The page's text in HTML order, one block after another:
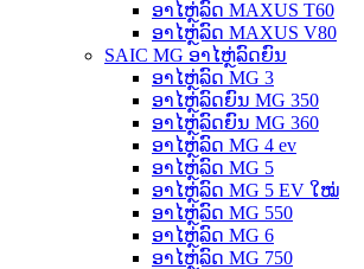
ອາໄຫຼ່ລົດ MAXUS T60
ອາໄຫຼ່ລົດ MAXUS V80
SAIC MG ອາໄຫຼ່ລົດຍົນ
ອາໄຫຼ່ລົດ MG 3
ອາໄຫຼ່ລົດຍົນ MG 350
ອາໄຫຼ່ລົດຍົນ MG 360
ອາໄຫຼ່ລົດ MG 4 ev
ອາໄຫຼ່ລົດ MG 5
ອາໄຫຼ່ລົດ MG 5 EV ໃໝ່
ອາໄຫຼ່ລົດ MG 550
ອາໄຫຼ່ລົດ MG 6
ອາໄຫຼ່ລົດ MG 750